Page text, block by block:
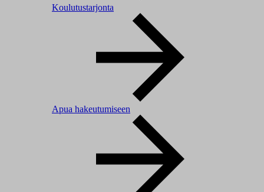
Koulutustarjonta
Apua hakeutumiseen